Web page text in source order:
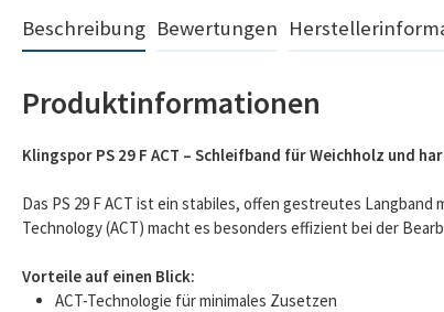
Beschreibung Bewertungen
Produktinformationen
Klingspor PS 29 F ACT – Schleifband für Weichholz und
Das PS 29 F ACT ist ein stabiles, offen gestreutes
Technology (ACT) macht es besonders effizient bei der
Vorteile auf einen Blick:
ACT-Technologie für minimales Zusetzen